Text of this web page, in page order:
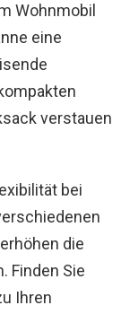
Wohnmobil
eine
verstauen
bei
die
Finden Sie
Ihren